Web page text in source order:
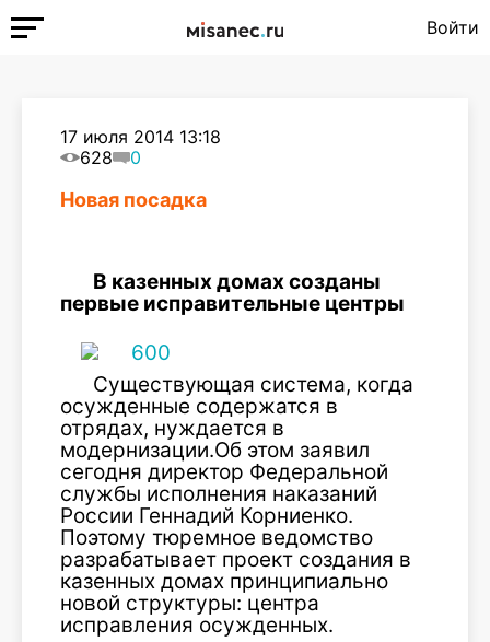
Войти
17 июля 2014 13:18
628
0
Новая посадка
В казенных домах созданы
первые исправительные центры
Существующая система, когда
осужденные содержатся в
отрядах, нуждается в
модернизации.Об этом заявил
сегодня директор Федеральной
службы исполнения наказаний
России Геннадий Корниенко.
Поэтому тюремное ведомство
разрабатывает проект создания в
казенных домах принципиально
новой структуры: центра
исправления осужденных.